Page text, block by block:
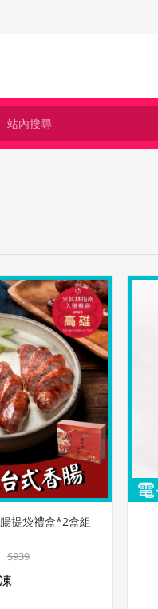
提袋禮盒*2盒組
$939